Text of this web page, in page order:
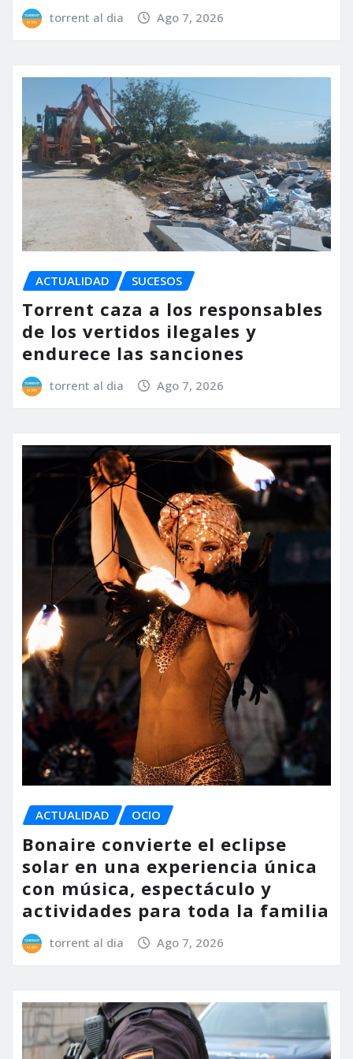
torrent al dia Ago 7, 2026
ACTUALIDAD SUCESOS
Torrent caza a los responsables
de los vertidos ilegales y
endurece las sanciones
torrent al dia Ago 7, 2026
ACTUALIDAD OCIO
Bonaire convierte el eclipse
solar en una experiencia única
con música, espectáculo y
actividades para toda la familia
torrent al dia Ago 7, 2026